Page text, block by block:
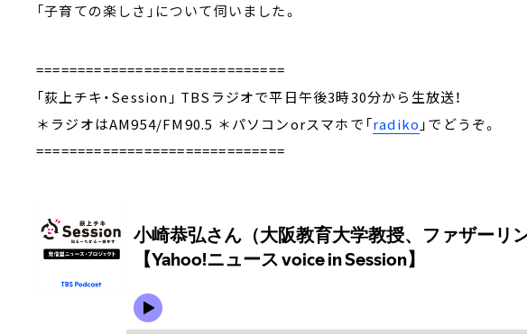
「子育ての楽しさ」 について伺いました。
==============================
「荻上チキ・Session」 TBSラジオで平日午後3時30分から生放送！
＊ラジオはAM954/FM90.5 ＊パソコンorスマホで「radiko 」でどうぞ。
==============================